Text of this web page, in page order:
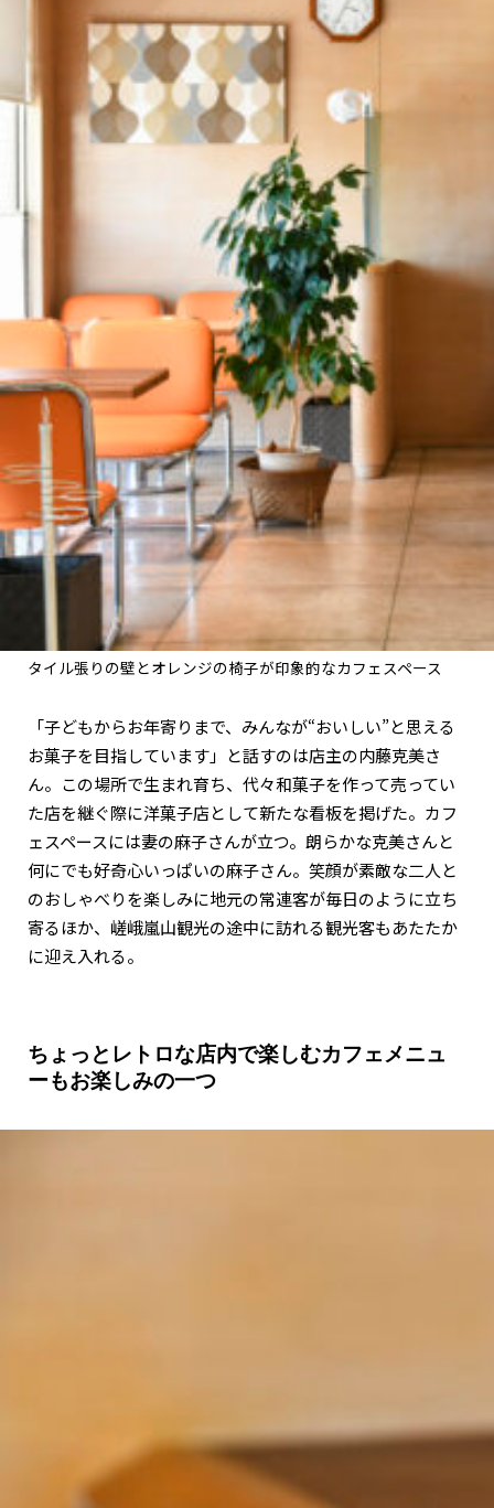
タイル張りの壁とオレンジの椅子が印象的なカフェスペース
「子どもからお年寄りまで、みんなが“おいしい”と思える
お菓子を目指しています」と話すのは店主の内藤克美さ
ん。この場所で生まれ育ち、代々和菓子を作って売ってい
た店を継ぐ際に洋菓子店として新たな看板を掲げた。カフ
ェスペースには妻の麻子さんが立つ。朗らかな克美さんと
何にでも好奇心いっぱいの麻子さん。笑顔が素敵な二人と
のおしゃべりを楽しみに地元の常連客が毎日のように立ち
寄るほか、嵯峨嵐山観光の途中に訪れる観光客もあたたか
に迎え入れる。
ちょっとレトロな店内で楽しむカフェメニュ
ーもお楽しみの一つ